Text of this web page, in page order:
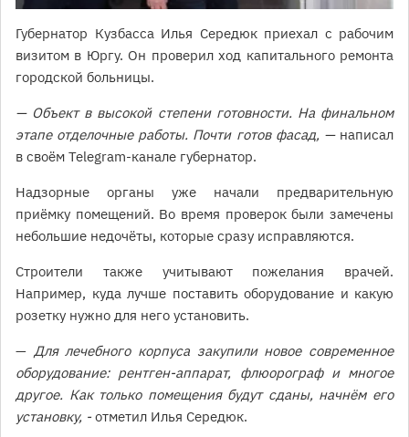
Губернатор Кузбасса Илья Середюк приехал с рабочим
визитом в Юргу. Он проверил ход капитального ремонта
городской больницы.
— Объект в высокой степени готовности. На финальном
этапе отделочные работы. Почти готов фасад, —написал
в своём Telegram-канале губернатор.
Надзорные органы уже начали предварительную
приёмку помещений. Во время проверок были замечены
небольшие недочёты, которые сразу исправляются.
Строители также учитывают пожелания врачей.
Например, куда лучше поставить оборудование и какую
розетку нужно для него установить.
— Для лечебного корпуса закупили новое современное
оборудование: рентген-аппарат, флюорограф и многое
другое. Как только помещения будут сданы, начнём его
установку, - отметил Илья Середюк.